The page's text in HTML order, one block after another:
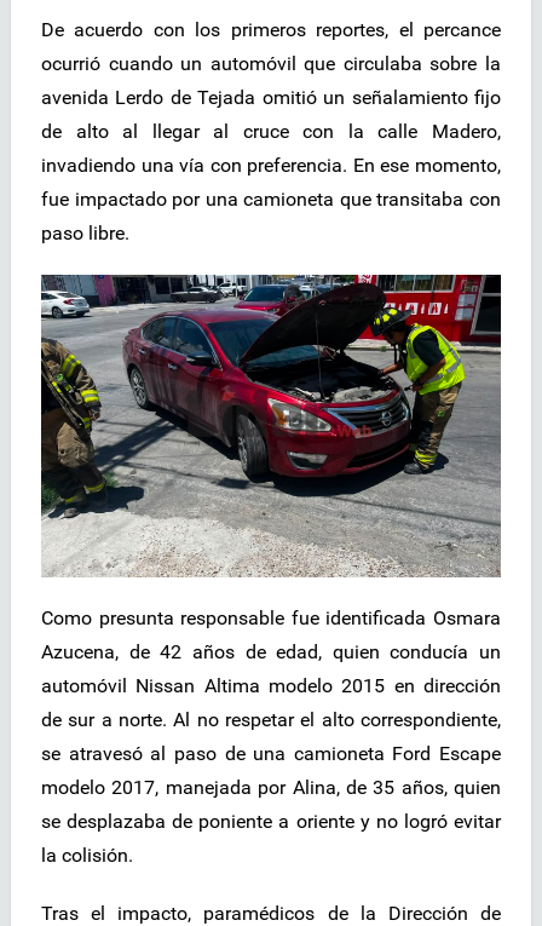
De acuerdo con los primeros reportes, el percance
ocurrió cuando un automóvil que circulaba sobre la
avenida Lerdo de Tejada omitió un señalamiento fijo
de alto al llegar al cruce con la calle Madero,
invadiendo una vía con preferencia. En ese momento,
fue impactado por una camioneta que transitaba con
paso libre.
Como presunta responsable fue identificada Osmara
Azucena, de 42 años de edad, quien conducía un
automóvil Nissan Altima modelo 2015 en dirección
de sur a norte. Al no respetar el alto correspondiente,
se atravesó al paso de una camioneta Ford Escape
modelo 2017, manejada por Alina, de 35 años, quien
se desplazaba de poniente a oriente y no logró evitar
la colisión.
Tras el impacto, paramédicos de la Dirección de